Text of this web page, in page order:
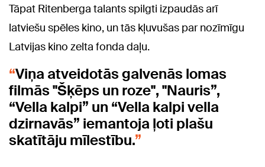
Tāpat Ritenberga talants spilgti izpaudās arī
latviešu spēles kino, un tās kļuvušas par nozīmīgu
Latvijas kino zelta fonda daļu.
Viņa atveidotās galvenās lomas
filmās "Šķēps un roze", "Nauris”,
“Vella kalpi” un “Vella kalpi vella
dzirnavās” iemantoja ļoti plašu
skatītāju mīlestību.